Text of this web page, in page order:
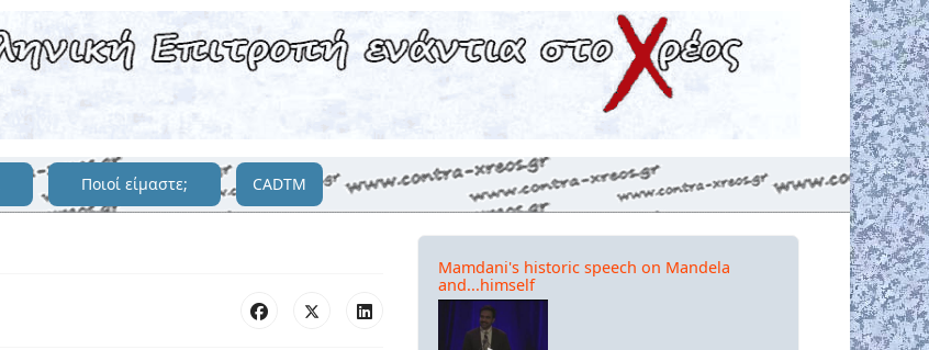
Ποιοί είμαστε; CADTM
Mamdani's historic speech on Mandela
and...himself